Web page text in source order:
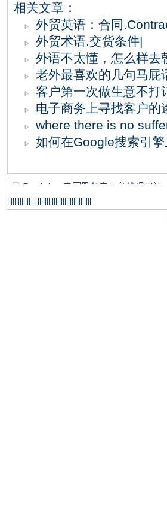
相关文章：
外贸英语：合同
外贸术语.交货条件|
外语不太懂，怎么样去
老外最喜欢的几句马屁
客户第一次做生意不打
电子商务上寻找客户的
where there is no
如何在Google搜索引